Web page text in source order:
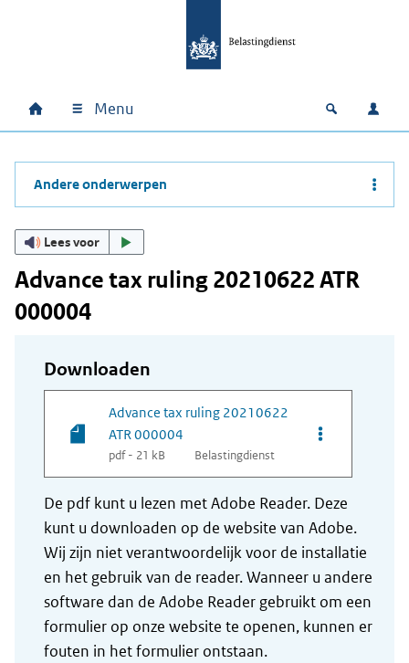
Hoofdnavigatie
Home Menu Open
Andere onderwerpen
Lees voor
Advance tax ruling 20210622 ATR
000004
Downloaden
Advance tax ruling 20210622
ATR 000004
pdf - 21 kB Belastingdienst
Opties van
De pdf kunt u lezen met Adobe Reader. Deze
kunt u downloaden op de website van Adobe.
Wij zijn niet verantwoordelijk voor de installatie
en het gebruik van de reader. Wanneer u andere
software dan de Adobe Reader gebruikt om een
formulier op onze website te openen, kunnen er
fouten in het formulier ontstaan.